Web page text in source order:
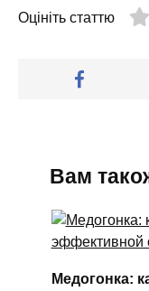
Оцініть статтю
Вам
Медогонка: